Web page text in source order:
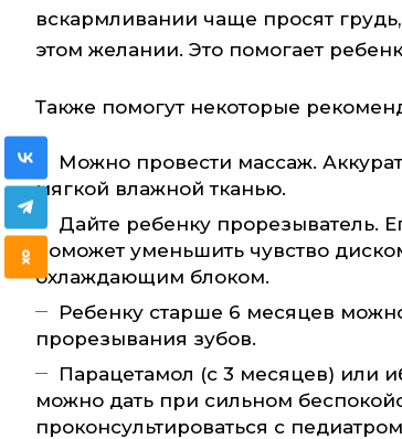
вскармливании чаще просят
этом желании. Это помогает
Также помогут некоторые
Можно провести массаж.
мягкой влажной тканью.
Дайте ребенку прорезыватель.
поможет уменьшить чувство
охлаждающим блоком.
Ребенку старше 6 месяцев
прорезывания зубов.
Парацетамол (с 3 месяцев) или
можно дать при сильном
проконсультироваться с